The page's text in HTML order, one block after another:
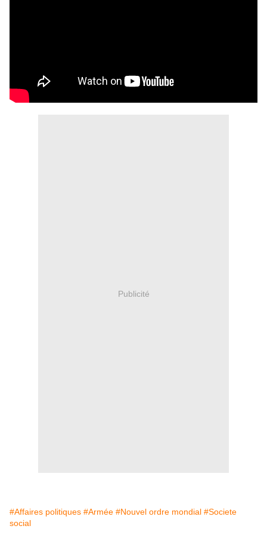
Publicité
#Affaires politiques #Armée #Nouvel ordre mondial #Societe
social